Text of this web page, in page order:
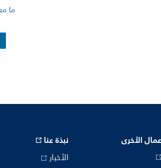
ما
الأخرى نبذة عنا
الأخبار